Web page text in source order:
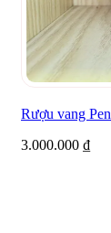
Rượu vang
3.000.000 ₫